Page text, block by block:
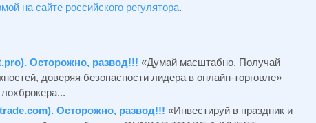
на сайте российского регулятора.
Осторожно, развод!!! «Думай масштабно. Получай
доверяя безопасности лидера в онлайн-торговле» —
Осторожно, развод!!! «Инвестируй в праздник и